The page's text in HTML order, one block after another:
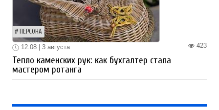
ПЕРСОНА
423
12:08 | 3 августа
Тепло каменских рук: как бухгалтер стала
мастером ротанга